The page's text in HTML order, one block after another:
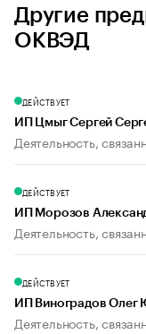
Другие
ОКВЭД
ДЕЙСТВУЕТ
ИП Цмыг Сергей
Деятельность,
ДЕЙСТВУЕТ
ИП Морозов
Деятельность,
ДЕЙСТВУЕТ
ИП Виноградов Олег
Деятельность,